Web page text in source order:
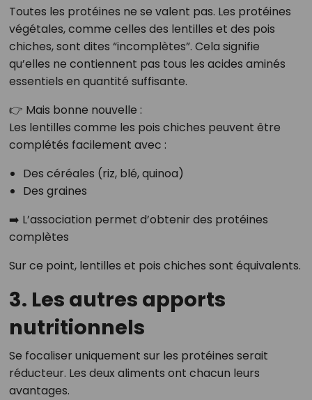
Toutes les protéines ne se valent pas. Les protéines
végétales, comme celles des lentilles et des pois
chiches, sont dites “incomplètes”. Cela signifie
qu’elles ne contiennent pas tous les acides aminés
essentiels en quantité suffisante.
👉 Mais bonne nouvelle :
Les lentilles comme les pois chiches peuvent être
complétés facilement avec :
Des céréales (riz, blé, quinoa)
Des graines
➡️ L’association permet d’obtenir des protéines
complètes
Sur ce point, lentilles et pois chiches sont équivalents.
3. Les autres apports
nutritionnels
Se focaliser uniquement sur les protéines serait
réducteur. Les deux aliments ont chacun leurs
avantages.